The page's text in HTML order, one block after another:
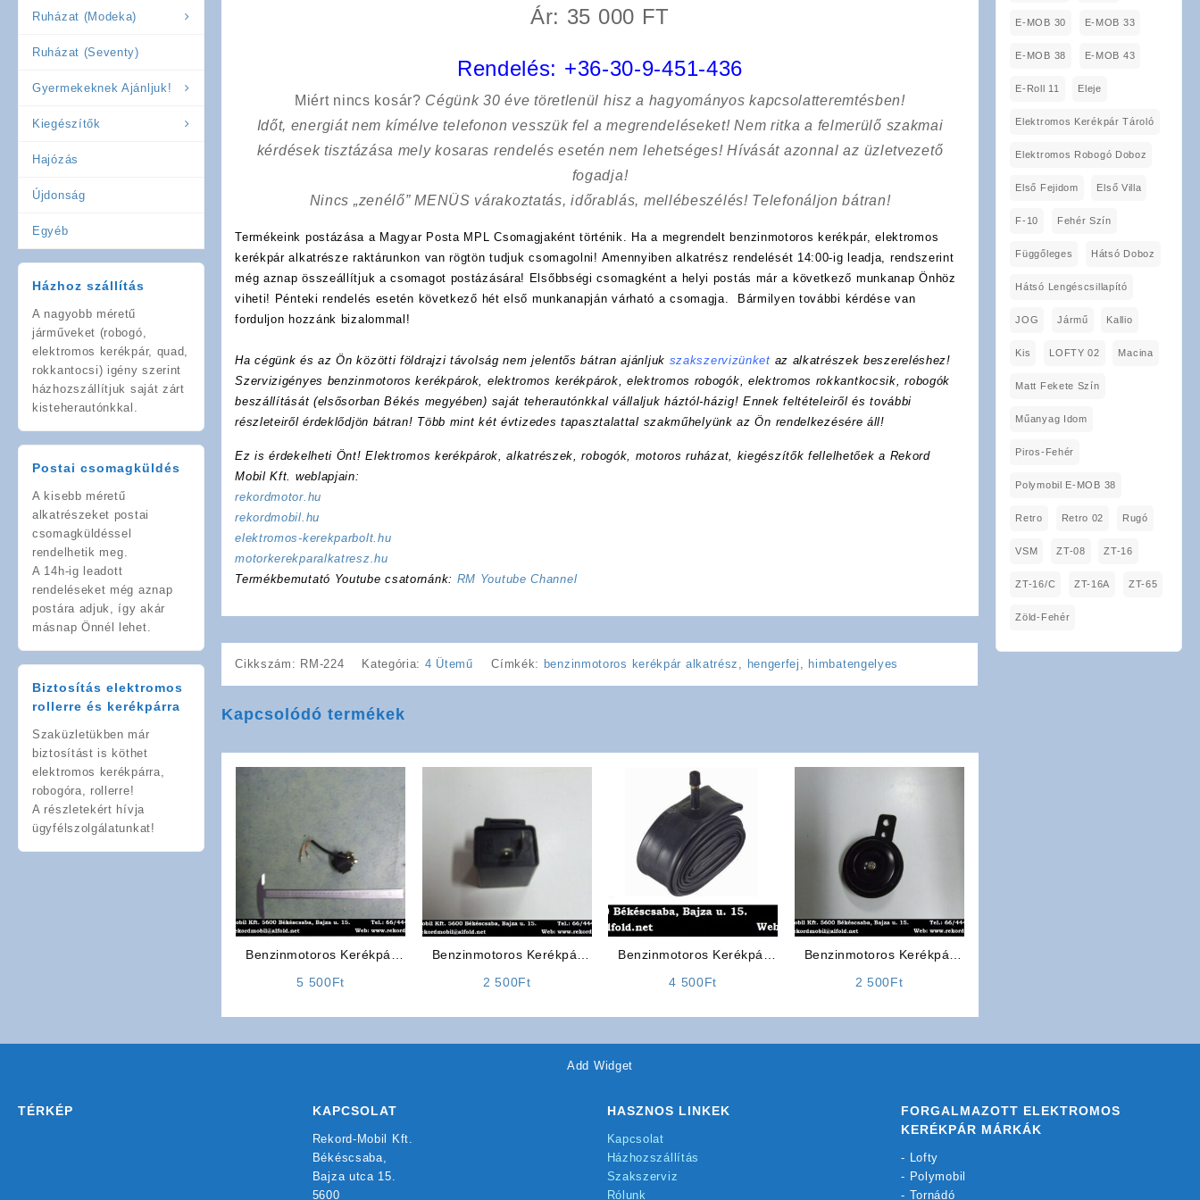
Ruházat (Modeka)
Ruházat (Seventy)
Gyermekeknek Ajánljuk!
Kiegészítők
Hajózás
Újdonság
Egyéb
Házhoz szállítás
A nagyobb méretű
járműveket (robogó,
elektromos kerékpár, quad,
rokkantocsi) igény szerint
házhozszállítjuk saját zárt
kisteherautónkkal.
Postai csomagküldés
A kisebb méretű
alkatrészeket postai
csomagküldéssel
rendelhetik meg.
A 14h-ig leadott
rendeléseket még aznap
postára adjuk, így akár
másnap Önnél lehet.
Biztosítás elektromos
rollerre és kerékpárra
Szaküzletükben már
biztosítást is köthet
elektromos kerékpárra,
robogóra, rollerre!
A részletekért hívja
ügyfélszolgálatunkat!
Ár: 35 000 FT
Rendelés: +36-30-9-451-436
Miért nincs kosár? Cégünk 30 éve töretlenül hisz a hagyományos kapcsolatteremtésben!
Időt, energiát nem kímélvetelefonon vesszük fel a megrendeléseket! Nem ritka a felmerülő szakmai
kérdések tisztázása mely kosaras rendelés esetén nem lehetséges! Hívását azonnal az üzletvezető
fogadja!
Nincs „zenélő” MENÜS várakoztatás, időrablás, mellébeszélés! Telefonáljon bátran!
Termékeink postázása a Magyar Posta MPL Csomagjaként történik. Ha a megrendelt benzinmotoros kerékpár, elektromos
kerékpár alkatrésze raktárunkon van rögtön tudjuk csomagolni! Amennyiben alkatrész rendelését 14:00-ig leadja, rendszerint
még aznap összeállítjuk a csomagot postázására! Elsőbbségi csomagként a helyi postás már a következő munkanap Önhöz
viheti! Pénteki rendelés esetén következő hét első munkanapján várható a csomagja. Bármilyen további kérdése van
forduljon hozzánk bizalommal!
Ha cégünk és az Ön közötti földrajzi távolság nem jelentős bátran ajánljuk szakszervizünket az alkatrészek beszereléshez!
Szervizigényes benzinmotoros kerékpárok, elektromos kerékpárok, elektromos robogók, elektromos rokkantkocsik, robogók
beszállítását (elsősorban Békés megyében) saját teherautónkkal vállaljuk háztól-házig! Ennek feltételeiről és további
részleteiről érdeklődjön bátran! Több mint két évtizedes tapasztalattal szakműhelyünk az Ön rendelkezésére áll!
Ez is érdekelheti Önt! Elektromos kerékpárok, alkatrészek, robogók, motoros ruházat, kiegészítők fellelhetőek a Rekord
Mobil Kft. weblapjain:
rekordmotor.hu
rekordmobil.hu
elektromos-kerekparbolt.hu
motorkerekparalkatresz.hu
Termékbemutató Youtube csatornánk: RM Youtube Channel
Cikkszám: RM-224 Kategória: 4 Ütemű Címkék: benzinmotoros kerékpár alkatrész hengerfej himbatengelyes
Kapcsolódó termékek
Benzinmotoros Kerékpár
5 500Ft
Benzinmotoros Kerékpár
2 500Ft
Benzinmotoros Kerékpár
4 500Ft
Benzinmotoros Kerékpár
2 500Ft
E-MOB 30 E-MOB 33
E-MOB 38 E-MOB 43
E-Roll 11 Eleje
Elektromos Kerékpár Tároló
Elektromos Robogó Doboz
Első Fejidom Első Villa
F-10 Fehér Szín
Függőleges Hátsó Doboz
Hátsó Lengéscsillapító
JOG Jármű Kallio
Kis LOFTY 02 Macina
Matt Fekete Szín
Műanyag Idom
Piros-Fehér
Polymobil E-MOB 38
Retro Retro 02 Rugó
VSM ZT-08 ZT-16
ZT-16/C ZT-16A ZT-65
Zöld-Fehér
Add Widget
TÉRKÉP KAPCSOLAT
Rekord-Mobil Kft.
Békéscsaba,
Bajza utca 15.
5600
HASZNOS LINKEK
Kapcsolat
Házhozszállítás
Szakszerviz
Rólunk
FORGALMAZOTT ELEKTROMOS
KERÉKPÁR MÁRKÁK
-
Lofty
- Polymobil
- Tornádó